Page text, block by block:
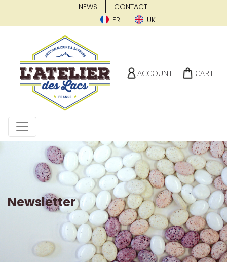
NEWS
CONTACT
FR
UK
ACCOUNT CART
Newsletter